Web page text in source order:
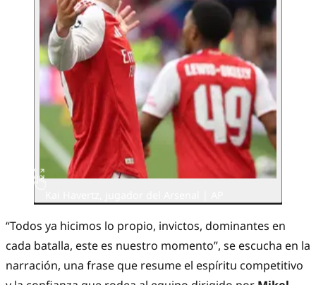
“Todos ya hicimos lo propio, invictos, dominantes en
cada batalla, este es nuestro momento”, se escucha en la
narración, una frase que resume el espíritu competitivo